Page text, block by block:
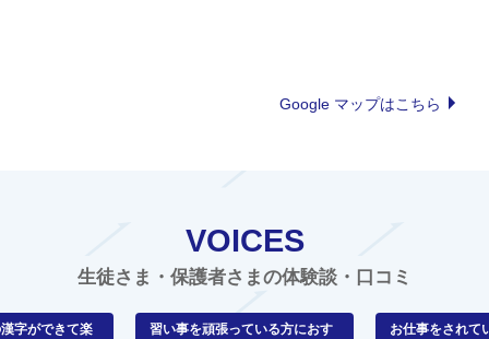
Google マップはこちら
VOICES
生徒さま・保護者さまの体験談・口コミ
字ができて楽
習い事を頑張っている方におす
お仕事をされて